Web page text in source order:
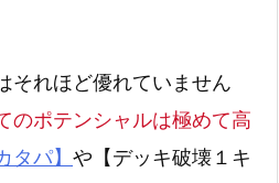
れほど優れていません
のポテンシャルは極めて高
タパ】 や【デッキ破壊１キ